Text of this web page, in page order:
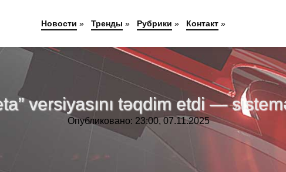
versiyasını təqdim etdi —
Опубликовано: 23:00, 07.11.2025
Новости » Тренды » Рубрики » Контакт»